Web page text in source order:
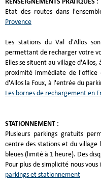
RENSEIGNEMENTS PRATIQUES :
Etat des routes dans
Provence
Les stations du Val d'Allos
permettant de recharger votre
Elles se situent au village
proximité immédiate de
d'Allos la Foux, à l'entrée du
Les bornes de rechargement en
STATIONNEMENT :
Plusieurs parkings gratuits
centre des stations et du
bleues (limité à 1 heure). Des
Pour plus de simplicité nous
parkings et stationnement